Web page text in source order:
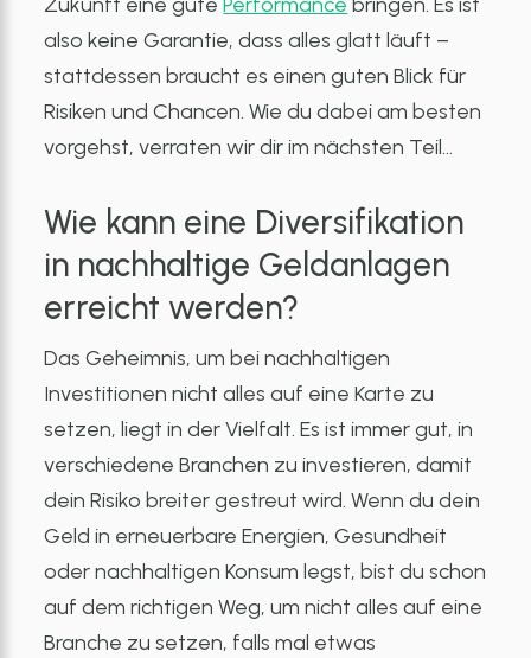
also keine Garantie, dass alles glatt läuft –
stattdessen braucht es einen guten Blick für
Risiken und Chancen. Wie du dabei am besten
vorgehst, verraten wir dir im nächsten Teil…
Wie kann eine Diversifikation
in nachhaltige Geldanlagen
erreicht werden?
Das Geheimnis, um bei nachhaltigen
Investitionen nicht alles auf eine Karte zu
setzen, liegt in der Vielfalt. Es ist immer gut, in
verschiedene Branchen zu investieren, damit
dein Risiko breiter gestreut wird. Wenn du dein
Geld in erneuerbare Energien, Gesundheit
oder nachhaltigen Konsum legst, bist du schon
auf dem richtigen Weg, um nicht alles auf eine
Branche zu setzen, falls mal etwas